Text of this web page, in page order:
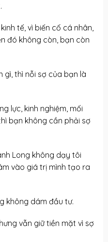
tế, vì biến cố cá nhân,
đó không còn, bạn còn
gì, thì nỗi sợ của bạn là
lực, kinh nghiệm, mối
bạn không cần phải sợ
Long không dạy tôi
vào giá trị mình tạo ra
không dám đầu tư.
vẫn giữ tiền mặt vì sợ